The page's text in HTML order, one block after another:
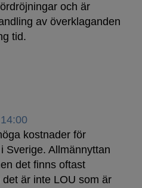
och är
av överklaganden
tid.
kostnader för
Sverige. Allmännyttan
det finns oftast
är inte LOU som är